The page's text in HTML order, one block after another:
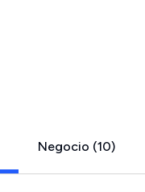
Negocio (10)